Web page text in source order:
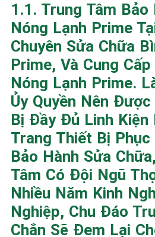
1.1. Trung Tâm Bảo
Nóng Lạnh Prime
Chuyên Sửa Chữa
Prime, Và Cung
Nóng Lạnh Prime.
Ủy Quyền Nên
Bị Đầy Đủ Linh Kiện
Trang Thiết Bị Phục
Bảo Hành Sửa
Tâm Có Đội Ngũ
Nhiều Năm Kinh
Nghiệp, Chu Đáo
Chắn Sẽ Đem Lại